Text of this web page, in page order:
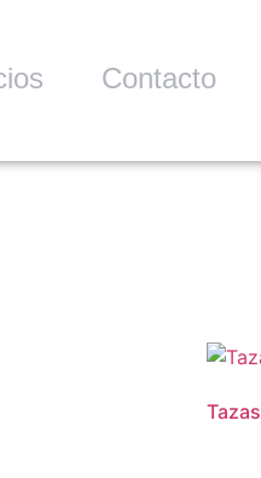
Contacto
Tazas